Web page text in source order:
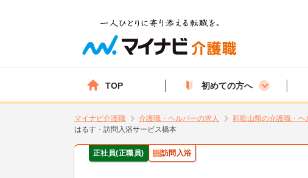
TOP 初めての方へ
マイナビ介護職 介護職・ヘルパーの求人 和歌山県の介護職・ヘ
はるす・訪問入浴サービス橋本
正社員(正職員) 訪問入浴